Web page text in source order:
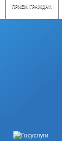
ПРИЕМ ГРАЖДАН